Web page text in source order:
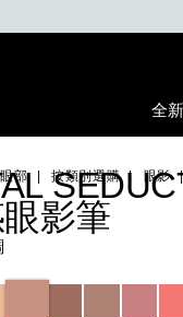
全新
眼部 按類別選購 眼影
影筆